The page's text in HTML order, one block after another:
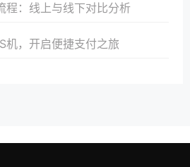
程：线上与线下对比分析
机，开启便捷支付之旅